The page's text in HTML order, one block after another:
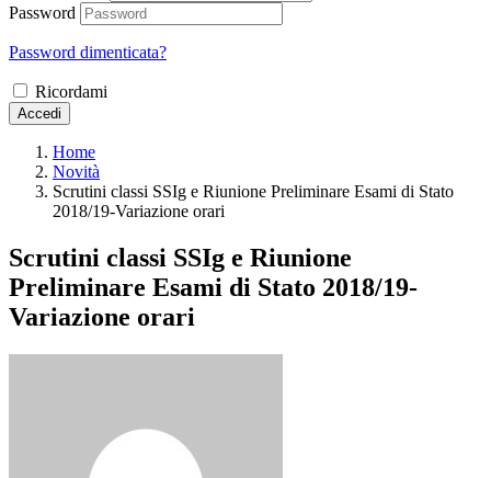
Password
Password dimenticata?
Ricordami
Accedi
Home
Novità
Scrutini classi SSIg e Riunione Preliminare Esami di Stato
2018/19-Variazione orari
Scrutini classi SSIg e Riunione
Preliminare Esami di Stato 2018/19-
Variazione orari